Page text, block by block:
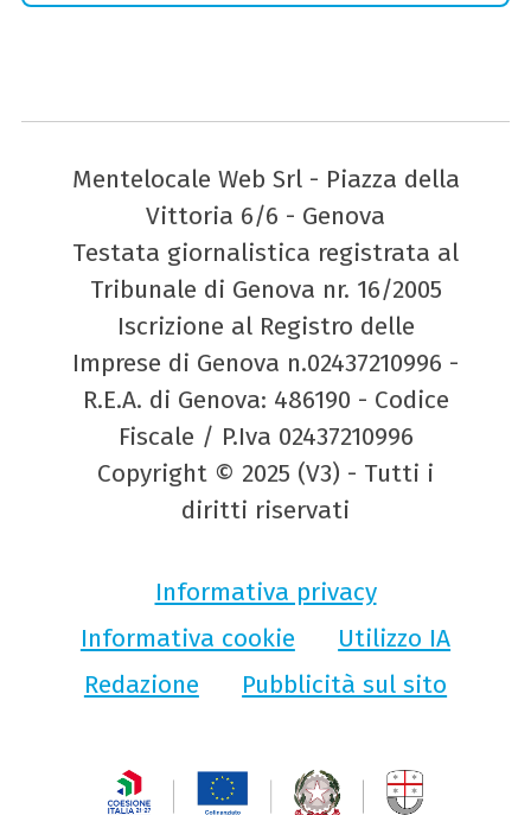
Mentelocale Web Srl - Piazza della
Vittoria 6/6 - Genova
Testata giornalistica registrata al
Tribunale di Genova nr. 16/2005
Iscrizione al Registro delle
Imprese di Genova n.02437210996 -
R.E.A. di Genova: 486190 - Codice
Fiscale / P.Iva 02437210996
Copyright © 2025 (V3) - Tutti i
diritti riservati
Informativa privacy
Informativa cookie
Utilizzo IA
Redazione
Pubblicità sul sito